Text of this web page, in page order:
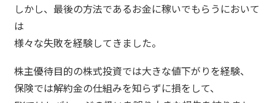
しかし、最後の方法であるお金に稼いでもらうにおいて
は
様々な失敗を経験してきました。
株主優待目的の株式投資では大きな値下がりを経験、
保険では解約金の仕組みを知らずに損をして、